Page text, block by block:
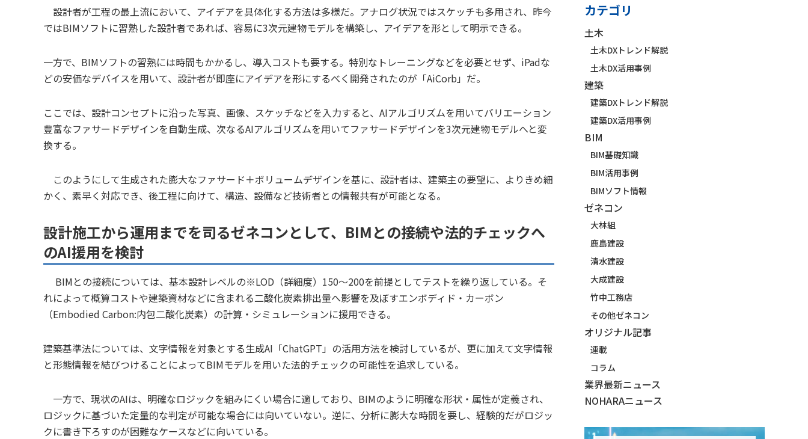
設計者が工程の最上流において、アイデアを具体化する方法は多様だ。アナログ状況ではスケッチも多用され、昨今
ではBIMソフトに習熟した設計者であれば、容易に3次元建物モデルを構築し、アイデアを形として明示できる。
一方で、BIMソフトの習熟には時間もかかるし、導入コストも要する。特別なトレーニングなどを必要とせず、iPadな
どの安価なデバイスを用いて、設計者が即座にアイデアを形にするべく開発されたのが「AiCorb」だ。
ここでは、設計コンセプトに沿った写真、画像、スケッチなどを入力すると、AIアルゴリズムを用いてバリエーション
豊富なファサードデザインを自動生成、次なるAIアルゴリズムを用いてファサードデザインを3次元建物モデルへと変
換する。
このようにして生成された膨大なファサード＋ボリュームデザインを基に、設計者は、建築主の要望に、よりきめ細
かく、素早く対応でき、後工程に向けて、構造、設備など技術者との情報共有が可能となる。
設計施工から運用までを司るゼネコンとして、BIMとの接続や法的チェックへ
のAI援用を検討
BIMとの接続については、基本設計レベルの※LOD（詳細度）150～200を前提としてテストを繰り返している。そ
れによって概算コストや建築資材などに含まれる二酸化炭素排出量へ影響を及ぼすエンボディド・カーボン
（Embodied Carbon:内包二酸化炭素）の計算・シミュレーションに援用できる。
建築基準法については、文字情報を対象とする生成AI「ChatGPT」の活用方法を検討しているが、更に加えて文字情報
と形態情報を結びつけることによってBIMモデルを用いた法的チェックの可能性を追求している。
一方で、現状のAIは、明確なロジックを組みにくい場合に適しており、BIMのように明確な形状・属性が定義され、
ロジックに基づいた定量的な判定が可能な場合には向いていない。逆に、分析に膨大な時間を要し、経験的だがロジッ
クに書き下ろすのが困難なケースなどに向いている。
カテゴリ
土木
土木DXトレンド解説
土木DX活用事例
建築
建築DXトレンド解説
建築DX活用事例
BIM
BIM基礎知識
BIM活用事例
BIMソフト情報
ゼネコン
大林組
鹿島建設
清水建設
大成建設
竹中工務店
その他ゼネコン
オリジナル記事
連載
コラム
業界最新ニュース
NOHARAニュース